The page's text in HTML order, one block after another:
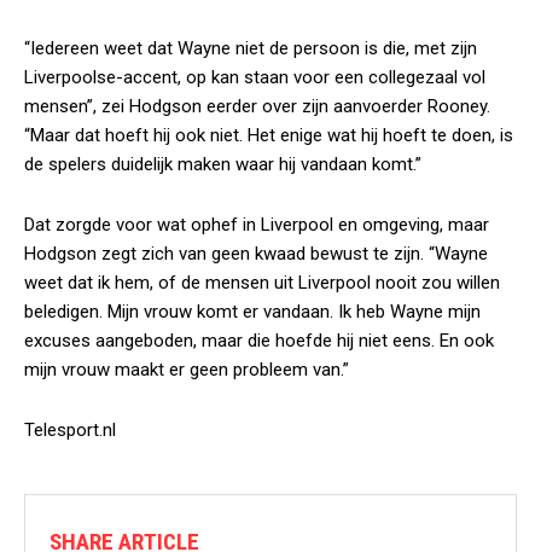
“Iedereen weet dat Wayne niet de persoon is die, met zijn
Liverpoolse-accent, op kan staan voor een collegezaal vol
mensen”, zei Hodgson eerder over zijn aanvoerder Rooney.
“Maar dat hoeft hij ook niet. Het enige wat hij hoeft te doen, is
de spelers duidelijk maken waar hij vandaan komt.”
Dat zorgde voor wat ophef in Liverpool en omgeving, maar
Hodgson zegt zich van geen kwaad bewust te zijn. “Wayne
weet dat ik hem, of de mensen uit Liverpool nooit zou willen
beledigen. Mijn vrouw komt er vandaan. Ik heb Wayne mijn
excuses aangeboden, maar die hoefde hij niet eens. En ook
mijn vrouw maakt er geen probleem van.”
Telesport.nl
SHARE ARTICLE